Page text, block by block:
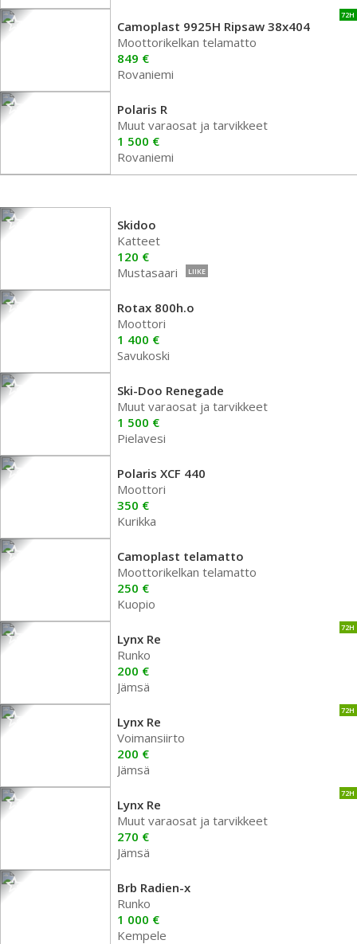
72H
Camoplast 9925H Ripsaw 38x404
Moottorikelkan telamatto
849 €
Rovaniemi
Polaris R
Muut varaosat ja tarvikkeet
1 500 €
Rovaniemi
Skidoo
Katteet
120 €
Mustasaari
LIIKE
Rotax 800h.o
Moottori
1 400 €
Savukoski
Ski-Doo Renegade
Muut varaosat ja tarvikkeet
1 500 €
Pielavesi
Polaris XCF 440
Moottori
350 €
Kurikka
Camoplast telamatto
Moottorikelkan telamatto
250 €
Kuopio
72H
Lynx Re
Runko
200 €
Jämsä
72H
Lynx Re
Voimansiirto
200 €
Jämsä
72H
Lynx Re
Muut varaosat ja tarvikkeet
270 €
Jämsä
Brb Radien-x
Runko
1 000 €
Kempele